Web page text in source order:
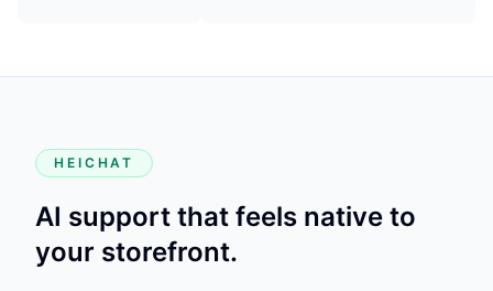
HEICHAT
AI support that feels native to
your storefront.